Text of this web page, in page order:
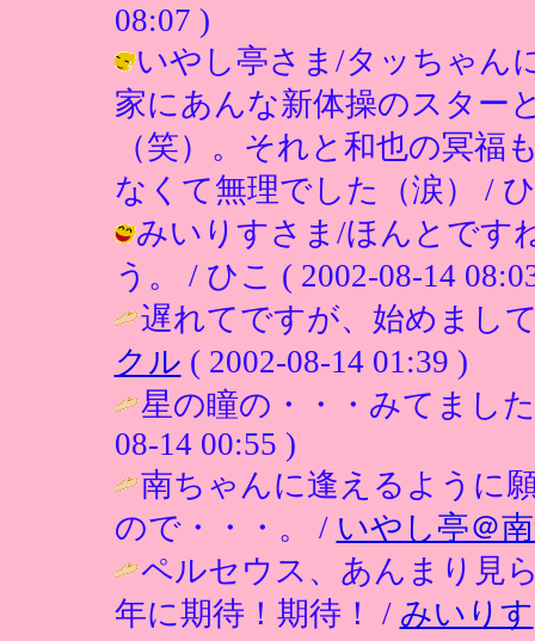
08:07 )
いやし亭さま/タッちゃん
家にあんな新体操のスター
（笑）。それと和也の冥
なくて無理でした（涙） /
みいりすさま/ほんとです
う。 / ひこ ( 2002-08-14
遅れてですが、始めまし
クル ( 2002-08-14 01:39 )
星の瞳の・・・みてまし
08-14 00:55 )
南ちゃんに逢えるように
ので・・・。 / いやし亭＠
ペルセウス、あんまり見
年に期待！期待！ / みいりす